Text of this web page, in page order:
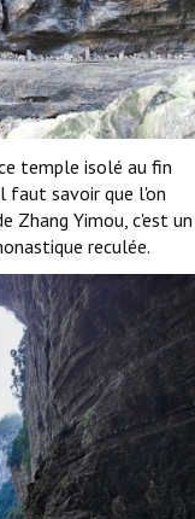
temple isolé au fin
faut savoir que l'on
Zhang Yimou, c'est un
reculée.